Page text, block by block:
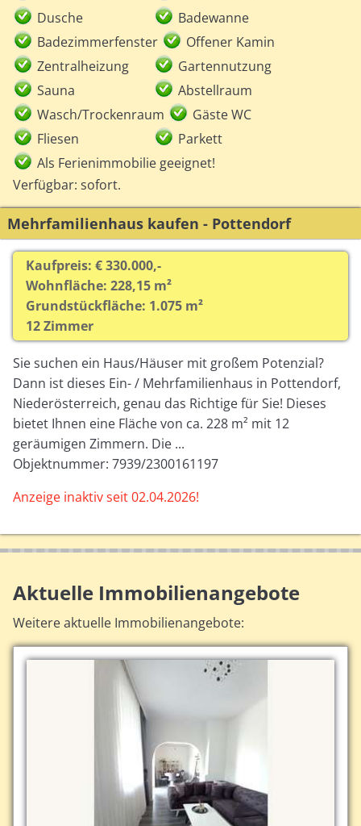
Dusche
Badewanne
Badezimmerfenster
Offener Kamin
Zentralheizung
Gartennutzung
Sauna
Abstellraum
Wasch/Trockenraum
Gäste WC
Fliesen
Parkett
Als Ferienimmobilie geeignet!
Verfügbar: sofort.
Mehrfamilienhaus kaufen - Pottendorf
Kaufpreis: € 330.000,-
Wohnfläche: 228,15 m²
Grundstückfläche: 1.075 m²
12 Zimmer
Sie suchen ein Haus/Häuser mit großem Potenzial?
Dann ist dieses Ein- / Mehrfamilienhaus in Pottendorf,
Niederösterreich, genau das Richtige für Sie! Dieses
bietet Ihnen eine Fläche von ca. 228 m² mit 12
geräumigen Zimmern. Die ...
Objektnummer: 7939/2300161197
Anzeige inaktiv seit 02.04.2026!
Aktuelle Immobilienangebote
Weitere aktuelle Immobilienangebote: